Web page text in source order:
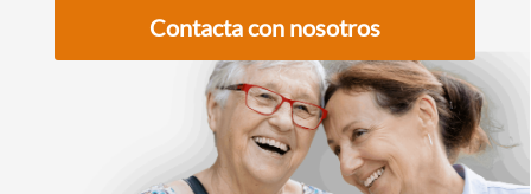
Contacta con nosotros